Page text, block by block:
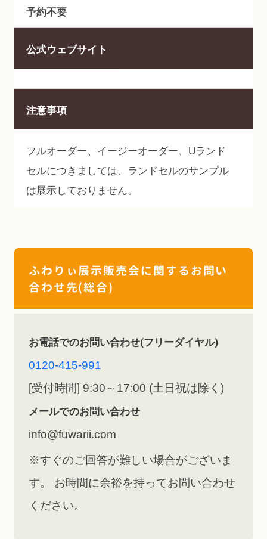
予約不要
公式ウェブサイト
注意事項
フルオーダー、イージーオーダー、Uランド
セルにつきましては、ランドセルのサンプル
は展示しておりません。
ふわりぃ展示販売会に関するお問い
合わせ先(総合)
お電話でのお問い合わせ(フリーダイヤル)
0120-415-991
[受付時間] 9:30～17:00 (土日祝は除く)
メールでのお問い合わせ
info@fuwarii.com
※すぐのご回答が難しい場合がございま
す。 お時間に余裕を持ってお問い合わせ
ください。